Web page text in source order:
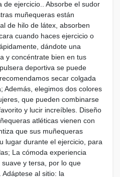
de ejercicio.. Absorbe el sudor
muñequeras están
de hilo de látex, absorben
cuando haces ejercicio o
dándote una
y concéntrate bien en tus
deportiva se puede
secar colgada
Además, elegimos dos colores
que pueden combinarse
y lucir increíbles. Diseño
atléticas vienen con
que sus muñequeras
lugar durante el ejercicio, para
La cómoda experiencia
y tersa, por lo que
al sitio: la